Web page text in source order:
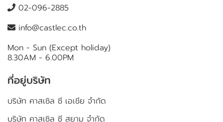
02-096-2885
info@castlec.co.th
Mon - Sun (Except holiday)
8.30AM - 6.00PM
ที่อยู่บริษัท
บริษัท คาสเซิล ซี เอเชีย จำกัด
บริษัท คาสเซิล ซี สยาม จำกัด